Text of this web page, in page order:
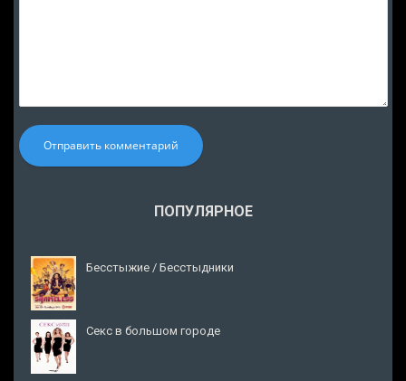
Отправить комментарий
ПОПУЛЯРНОЕ
Бесстыжие / Бесстыдники
Секс в большом городе